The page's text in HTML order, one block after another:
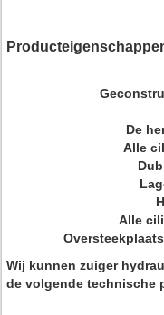
De
Alle
Alle
Wij kunnen zuiger
de volgende technische